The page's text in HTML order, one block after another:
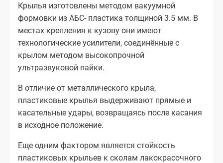
Крылья изготовлены методом вакуумной
формовки из АБС- пластика толщиной 3.5 мм. В
местах крепления к кузову они имеют
технологические усилители, соединённые с
крылом методом высокопрочной
ультразвуковой пайки.
В отличие от металлического крыла,
пластиковые крылья выдерживают прямые и
касательные удары, возвращаясь после касания
в исходное положение.
Еще одним фактором является стойкость
пластиковых крыльев к сколам лакокрасочного